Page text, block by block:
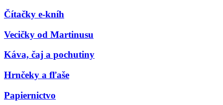
Čítačky e-kníh
Vecičky od Martinusu
Káva, čaj a pochutiny
Hrnčeky a fľaše
Papiernictvo